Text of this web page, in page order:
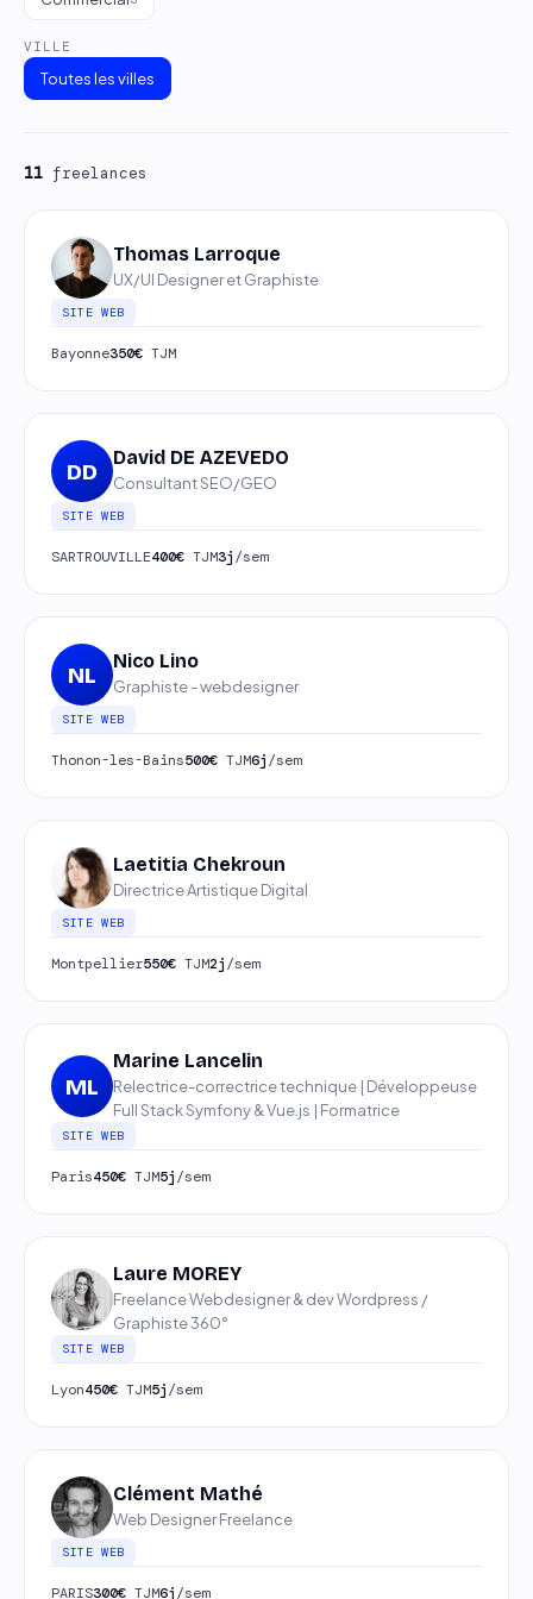
VILLE
Toutes les villes
11 freelances
Thomas Larroque
UX/UI Designer et Graphiste
SITE WEB
Bayonne350€ TJM
DD David DE AZEVEDO
Consultant SEO/GEO
SITE WEB
SARTROUVILLE400€ TJM3j/sem
NL Nico Lino
Graphiste - webdesigner
SITE WEB
Thonon-les-Bains500€ TJM6j/sem
Laetitia Chekroun
Directrice Artistique Digital
SITE WEB
Montpellier550€ TJM2j/sem
ML
Marine Lancelin
Relectrice-correctrice technique | Développeuse
Full Stack Symfony & Vue.js | Formatrice
SITE WEB
Paris450€ TJM5j/sem
Laure MOREY
Freelance Webdesigner & dev Wordpress /
Graphiste 360°
SITE WEB
Lyon450€ TJM5j/sem
Clément Mathé
Web Designer Freelance
SITE WEB
PARIS300€ TJM6j/sem